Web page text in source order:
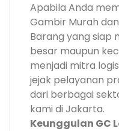
Apabila Anda
Gambir Murah
Barang yang siap
besar maupun
menjadi mitra
jejak pelayanan
dari berbagai
kami di Jakarta.
Keunggulan GC